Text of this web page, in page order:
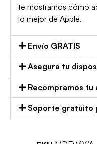
te mostramos cómo
lo mejor de Apple.
Envío GRATIS
Asegura tu
Recompramos
Soporte gratuito